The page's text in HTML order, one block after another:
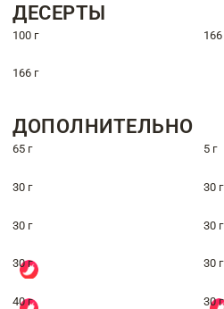
ДЕСЕРТЫ
100 г 166
166 г
ДОПОЛНИТЕЛЬНО
65 г 5 г
30 г 30 г
30 г 30 г
30 г 30 г
40 г 30 г